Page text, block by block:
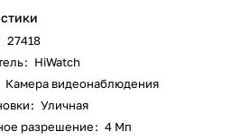
27418
: HiWatch
Камера видеонаблюдения
: Уличная
разрешение: 4 Мп